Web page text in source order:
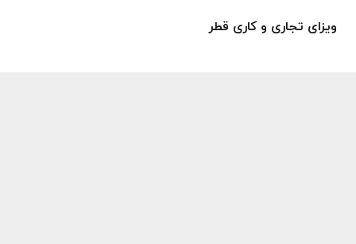
ویزای تجاری و کاری قطر